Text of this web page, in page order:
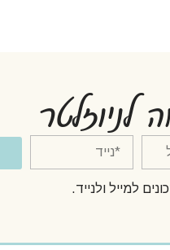
לניוזלטר
למייל ולנייד.